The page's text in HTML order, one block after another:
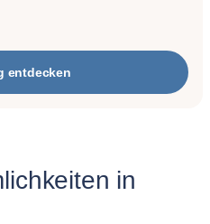
entdecken
in